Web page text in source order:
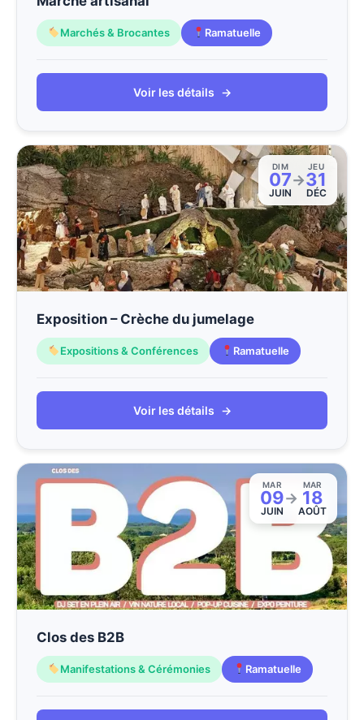
Marchés & Brocantes Ramatuelle
Voir les détails →
DIM
07
JUIN
→
JEU
31
DÉC
Exposition – Crèche du jumelage
Expositions & Conférences Ramatuelle
Voir les détails →
MAR
09
JUIN
→
MAR
18
AOÛT
Clos des B2B
Manifestations & Cérémonies Ramatuelle